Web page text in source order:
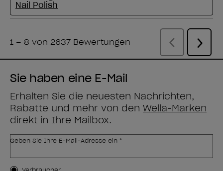
Sie haben eine E-Mail
Erhalten Sie die neuesten Nachrichten,
Rabatte und mehr von den Wella-Marken
direkt in Ihre Mailbox.
Geben Sie Ihre E-Mail-Adresse ein *